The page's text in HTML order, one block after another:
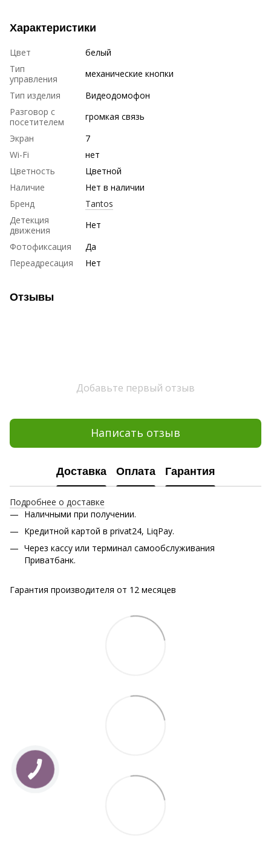
Характеристики
Цвет
белый
Тип
управления
механические кнопки
Тип изделия
Видеодомофон
Разговор с
посетителем
громкая связь
Экран
7
Wi-Fi
нет
Цветность
Цветной
Наличие
Нет в наличии
Бренд
Tantos
Детекция
движения
Нет
Фотофиксация
Да
Переадресация
Нет
Отзывы
Добавьте первый отзыв
Написать отзыв
Доставка Оплата Гарантия
Подробнее о доставке
Наличными при получении.
Кредитной картой в privat24, LiqPay.
Через кассу или терминал самообслуживания
Приватбанк.
Гарантия производителя от 12 месяцев